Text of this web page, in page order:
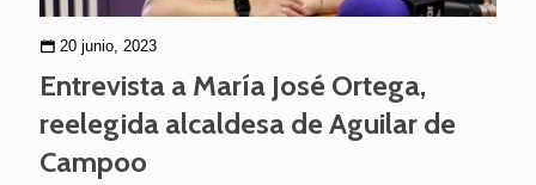
20 junio, 2023
Entrevista a María José Ortega,
reelegida alcaldesa de Aguilar de
Campoo